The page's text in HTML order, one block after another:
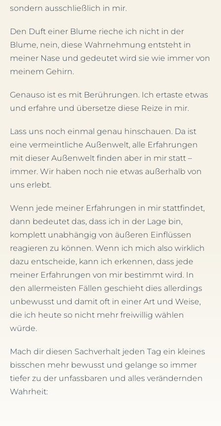
sondern ausschließlich in mir.
Den Duft einer Blume rieche ich nicht in der
Blume, nein, diese Wahrnehmung entsteht in
meiner Nase und gedeutet wird sie wie immer von
meinem Gehirn.
Genauso ist es mit Berührungen. Ich ertaste etwas
und erfahre und übersetze diese Reize in mir.
Lass uns noch einmal genau hinschauen. Da ist
eine vermeintliche Außenwelt, alle Erfahrungen
mit dieser Außenwelt finden aber in mir statt –
immer. Wir haben noch nie etwas außerhalb von
uns erlebt.
Wenn jede meiner Erfahrungen in mir stattfindet,
dann bedeutet das, dass ich in der Lage bin,
komplett unabhängig von äußeren Einflüssen
reagieren zu können. Wenn ich mich also wirklich
dazu entscheide, kann ich erkennen, dass jede
meiner Erfahrungen von mir bestimmt wird. In
den allermeisten Fällen geschieht dies allerdings
unbewusst und damit oft in einer Art und Weise,
die ich heute so nicht mehr freiwillig wählen
würde.
Mach dir diesen Sachverhalt jeden Tag ein kleines
bisschen mehr bewusst und gelange so immer
tiefer zu der unfassbaren und alles verändernden
Wahrheit: